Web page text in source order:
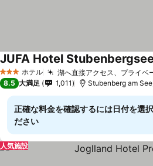
3 ホテルのランク
ホテル 湖へ直接アクセス、プライベ
JUFA Hotel
8.5 大満足 1,011 Stubenberg am
正確な料金を確認するには日付を選
ださい
人気施設